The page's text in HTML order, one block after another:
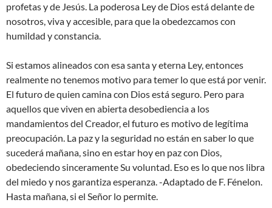
profetas y de Jesús. La poderosa Ley de Dios está delante de
nosotros, viva y accesible, para que la obedezcamos con
humildad y constancia.
Si estamos alineados con esa santa y eterna Ley, entonces
realmente no tenemos motivo para temer lo que está por venir.
El futuro de quien camina con Dios está seguro. Pero para
aquellos que viven en abierta desobediencia a los
mandamientos del Creador, el futuro es motivo de legítima
preocupación. La paz y la seguridad no están en saber lo que
sucederá mañana, sino en estar hoy en paz con Dios,
obedeciendo sinceramente Su voluntad. Eso es lo que nos libra
del miedo y nos garantiza esperanza. -Adaptado de F. Fénelon.
Hasta mañana, si el Señor lo permite.